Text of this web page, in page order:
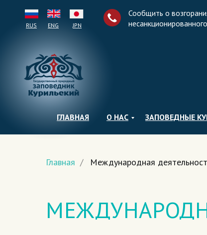
RUS ENG JPN
ГЛАВНАЯ О НАС ЗАПОВЕДНЫЕ
Сообщить о
Главная / Международная